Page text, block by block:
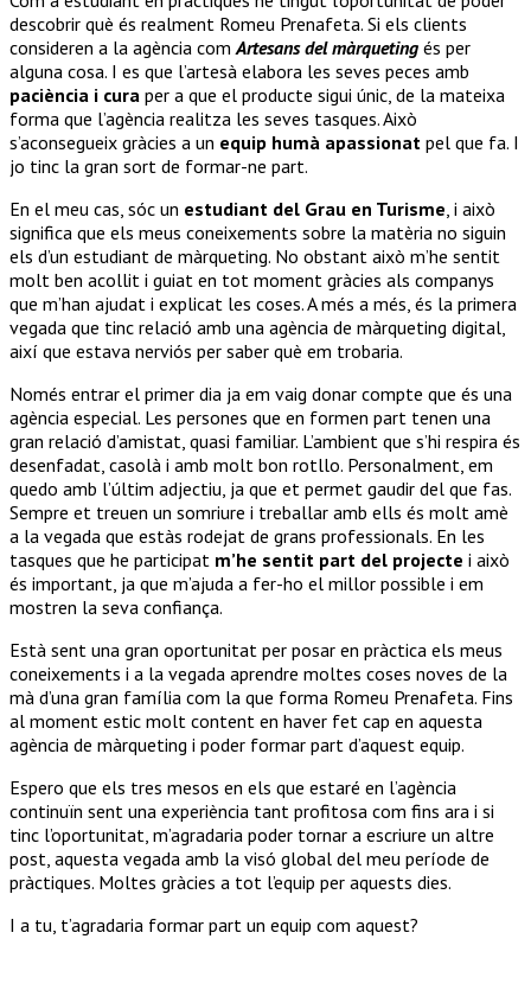
descobrir què és realment Romeu Prenafeta. Si els clients
consideren a la agència com Artesans del màrqueting és per
alguna cosa. I es que l’artesà elabora les seves peces amb
paciència i cura per a que el producte sigui únic, de la mateixa
forma que l’agència realitza les seves tasques. Això
s’aconsegueix gràcies a un equip humà apassionat pel que fa. I
jo tinc la gran sort de formar-ne part.
En el meu cas, sóc un estudiant del Grau en Turisme , i això
significa que els meus coneixements sobre la matèria no siguin
els d’un estudiant de màrqueting. No obstant això m’he sentit
molt ben acollit i guiat en tot moment gràcies als companys
que m’han ajudat i explicat les coses. A més a més, és la primera
vegada que tinc relació amb una agència de màrqueting digital,
així que estava nerviós per saber què em trobaria.
Només entrar el primer dia ja em vaig donar compte que és una
agència especial. Les persones que en formen part tenen una
gran relació d’amistat, quasi familiar. L’ambient que s’hi respira és
desenfadat, casolà i amb molt bon rotllo. Personalment, em
quedo amb l’últim adjectiu, ja que et permet gaudir del que fas.
Sempre et treuen un somriure i treballar amb ells és molt amè
a la vegada que estàs rodejat de grans professionals. En les
tasques que he participat m’he sentit part del projecte i això
és important, ja que m’ajuda a fer-ho el millor possible i em
mostren la seva confiança.
Està sent una gran oportunitat per posar en pràctica els meus
coneixements i a la vegada aprendre moltes coses noves de la
mà d’una gran família com la que forma Romeu Prenafeta. Fins
al moment estic molt content en haver fet cap en aquesta
agència de màrqueting i poder formar part d’aquest equip.
Espero que els tres mesos en els que estaré en l’agència
continuïn sent una experiència tant profitosa com fins ara i si
tinc l’oportunitat, m’agradaria poder tornar a escriure un altre
post, aquesta vegada amb la visó global del meu període de
pràctiques. Moltes gràcies a tot l’equip per aquests dies.
I a tu, t’agradaria formar part un equip com aquest?